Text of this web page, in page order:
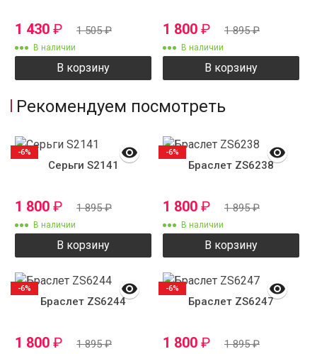
1 430 ₽ 1 505₽
В наличии
В корзину
1 800 ₽ 1 895₽
В наличии
В корзину
Рекомендуем посмотреть
Серьги S2141
1 800 ₽ 1 895₽
В наличии
В корзину
-6%
Браслет ZS6238
1 800 ₽ 1 895₽
В наличии
В корзину
-6%
Браслет ZS6244
1 800 ₽ 1 895₽
-6%
Браслет ZS6247
1 800 ₽ 1 895₽
-6%